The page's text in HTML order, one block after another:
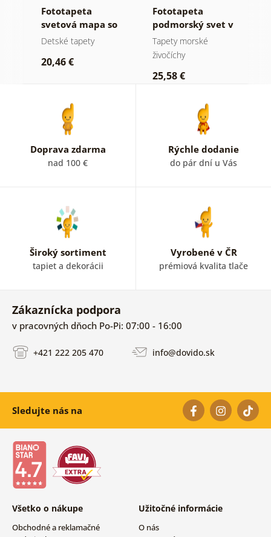
Fototapeta
svetová mapa so
zvieratami
Detské tapety
20,46 €
Fototapeta
podmorský svet v
pastelových
farbách
Tapety morské
živočíchy
25,58 €
Doprava zdarma
nad 100 €
Rýchle dodanie
do pár dní u Vás
Široký sortiment
tapiet a dekorácii
Vyrobené v ČR
prémiová kvalita tlače
Zákaznícka podpora
v pracovných dňoch Po-Pi: 07:00 - 16:00
+421 222 205 470 info@dovido.sk
Sledujte nás na
Všetko o nákupe
Obchodné a reklamačné
Užitočné informácie
O nás